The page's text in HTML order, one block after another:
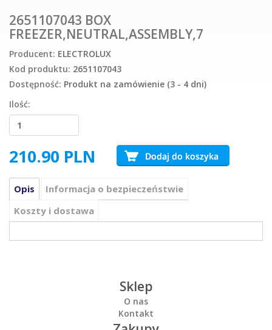
2651107043 BOX
FREEZER,NEUTRAL,ASSEMBLY,7
Producent: ELECTROLUX
Kod produktu: 2651107043
Dostępność: Produkt na zamówienie (3 - 4 dni)
Ilość:
210.90 PLN
Opis
Informacja o bezpieczeństwie
Koszty i dostawa
Sklep
O nas
Kontakt